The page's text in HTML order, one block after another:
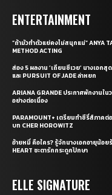
ENTERTAINMENT
“ถ้ามัวทำตัวแย่คงไม่สนุกแน่” ANYA
METHOD ACTING
ส่อง 5 ผลงาน ‘เถียนซีเวย’ นางเอก
และ PURSUIT OF JADE ล่าหยก
ARIANA GRANDE ประกาศพักงานใ
อย่างต่อเนื่อง
PARAMOUNT+ เตรียมทำซีรี่ส์ภาคต่
บท CHER HOROWITZ
อ้ายหมี่ คือใคร? รู้จักนางเอกอายุน้อย
HEART ชะตารักกระดูกปักษา
ELLE SIGNATURE